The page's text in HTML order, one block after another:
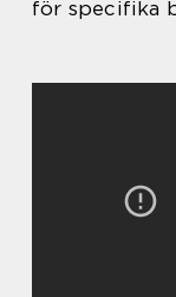
för specifika